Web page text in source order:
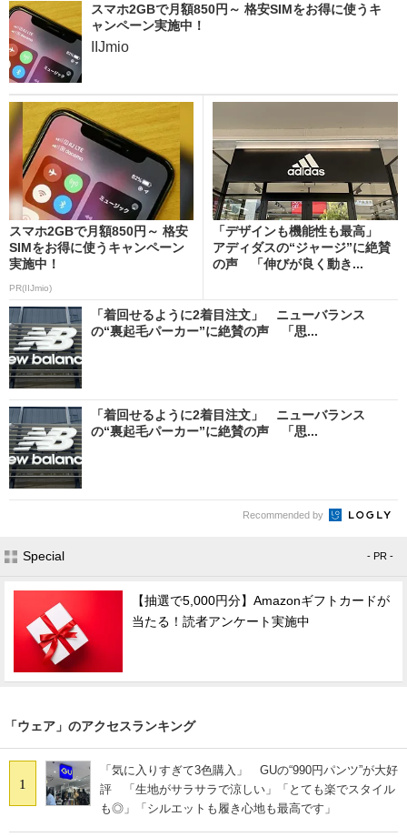
スマホ2GBで月額850円～ 格安SIMをお得に使うキ
ャンペーン実施中！
IIJmio
スマホ2GBで月額850円～ 格安
SIMをお得に使うキャンペーン
実施中！
PR(IIJmio)
「デザインも機能性も最高」
アディダスの“ジャージ”に絶賛
の声 「伸びが良く動き...
「着回せるように2着目注文」 ニューバランス
の“裏起毛パーカー”に絶賛の声 「思...
「着回せるように2着目注文」 ニューバランス
の“裏起毛パーカー”に絶賛の声 「思...
Recommended by
Special - PR -
【抽選で5,000円分】Amazonギフトカードが
当たる！読者アンケート実施中
「ウェア」のアクセスランキング
1
「気に入りすぎて3色購入」 GUの“990円パンツ”が大好
評 「生地がサラサラで涼しい」「とても楽でスタイル
も◎」「シルエットも履き心地も最高です」